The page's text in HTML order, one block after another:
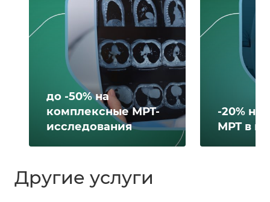
до -50% на
комплексные МРТ-
исследования
-20% на
МРТ в
Другие услуги